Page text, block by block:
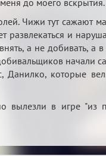
до моего вскрытия.
Чижи тут сажают
и
а не добивать, а
начали
которые
вылезли в игре